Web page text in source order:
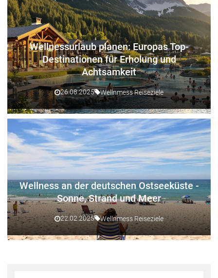
Wellnessurlaub planen: Europas Top-
Destinationen für Erholung und
Achtsamkeit
26.08.2025 Wellnmess Reiseziele
Wellness an der deutschen Ostseeküste -
Sonne, Strand und Meer
22.02.2025 Wellnmess Reiseziele